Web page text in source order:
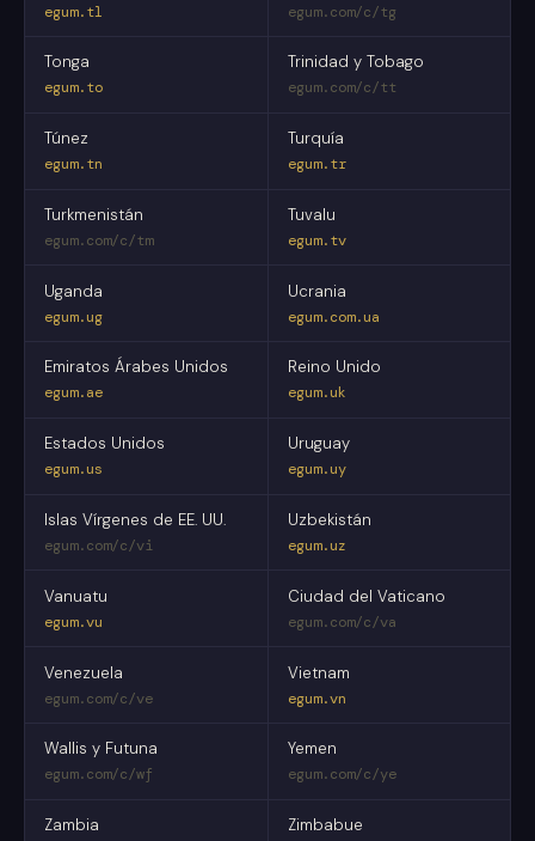
egum.tl egum.com/c/tg
Tonga
egum.to
Trinidad y Tobago
egum.com/c/tt
Túnez
egum.tn
Turquía
egum.tr
Turkmenistán
egum.com/c/tm
Tuvalu
egum.tv
Uganda
egum.ug
Ucrania
egum.com.ua
Emiratos Árabes Unidos
egum.ae
Reino Unido
egum.uk
Estados Unidos
egum.us
Uruguay
egum.uy
Islas Vírgenes de EE. UU.
egum.com/c/vi
Uzbekistán
egum.uz
Vanuatu
egum.vu
Ciudad del Vaticano
egum.com/c/va
Venezuela
egum.com/c/ve
Vietnam
egum.vn
Wallis y Futuna
egum.com/c/wf
Yemen
egum.com/c/ye
Zambia Zimbabue